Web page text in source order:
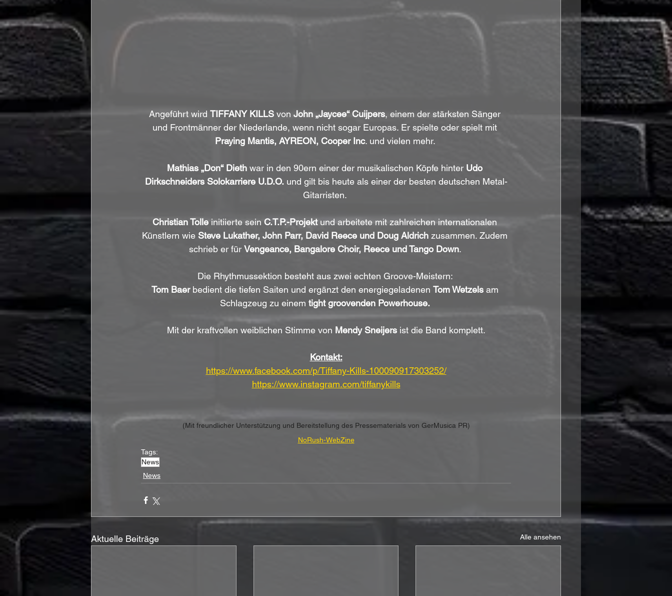
Angeführt wird TIFFANY KILLS von John „Jaycee“ Cuijpers, einem der stärksten Sänger
und Frontmänner der Niederlande, wenn nicht sogar Europas. Er spielte oder spielt mit
Praying Mantis, AYREON, Cooper Inc. und vielen mehr.
Mathias „Don“ Dieth war in den 90ern einer der musikalischen Köpfe hinter Udo
Dirkschneiders Solokarriere U.D.O. und gilt bis heute als einer der besten deutschen Metal-
Gitarristen.
Christian Tolle initiierte sein C.T.P.-Projekt und arbeitete mit zahlreichen internationalen
Künstlern wie Steve Lukather, John Parr, David Reece und Doug Aldrich zusammen. Zudem
schrieb er für Vengeance, Bangalore Choir, Reece und Tango Down.
Die Rhythmussektion besteht aus zwei echten Groove-Meistern:
Tom Baer bedient die tiefen Saiten und ergänzt den energiegeladenen Tom Wetzels am
Schlagzeug zu einem tight groovenden Powerhouse.
Mit der kraftvollen weiblichen Stimme von Mendy Sneijers ist die Band komplett.
Kontakt:
https://www.facebook.com/p/Tiffany-Kills-100090917303252/
https://www.instagram.com/tiffanykills
(Mit freundlicher Unterstützung und Bereitstellung des Pressematerials von GerMusica PR)
NoRush-WebZine
Tags:
News
News
Aktuelle Beiträge Alle ansehen